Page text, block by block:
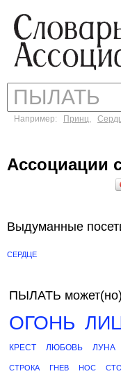
Например: Принц,
Ассоциации
Выдуманные
СЕРДЦЕ
ПЫЛАТЬ
ОГОНЬ
КРЕСТ ЛЮБОВЬ ЛУНА
СТРОКА ГНЕВ НОС